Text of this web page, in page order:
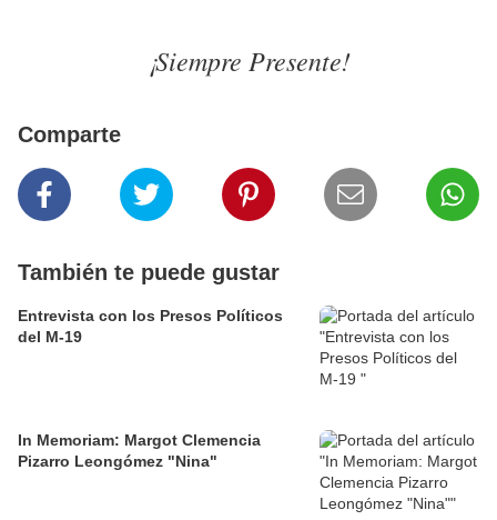
¡Siempre Presente!
Comparte
También te puede gustar
Entrevista con los Presos Políticos
del M-19
In Memoriam: Margot Clemencia
Pizarro Leongómez "Nina"